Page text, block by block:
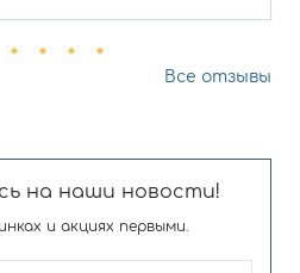
Все отзывы
на наши новости!
и акциях первыми.